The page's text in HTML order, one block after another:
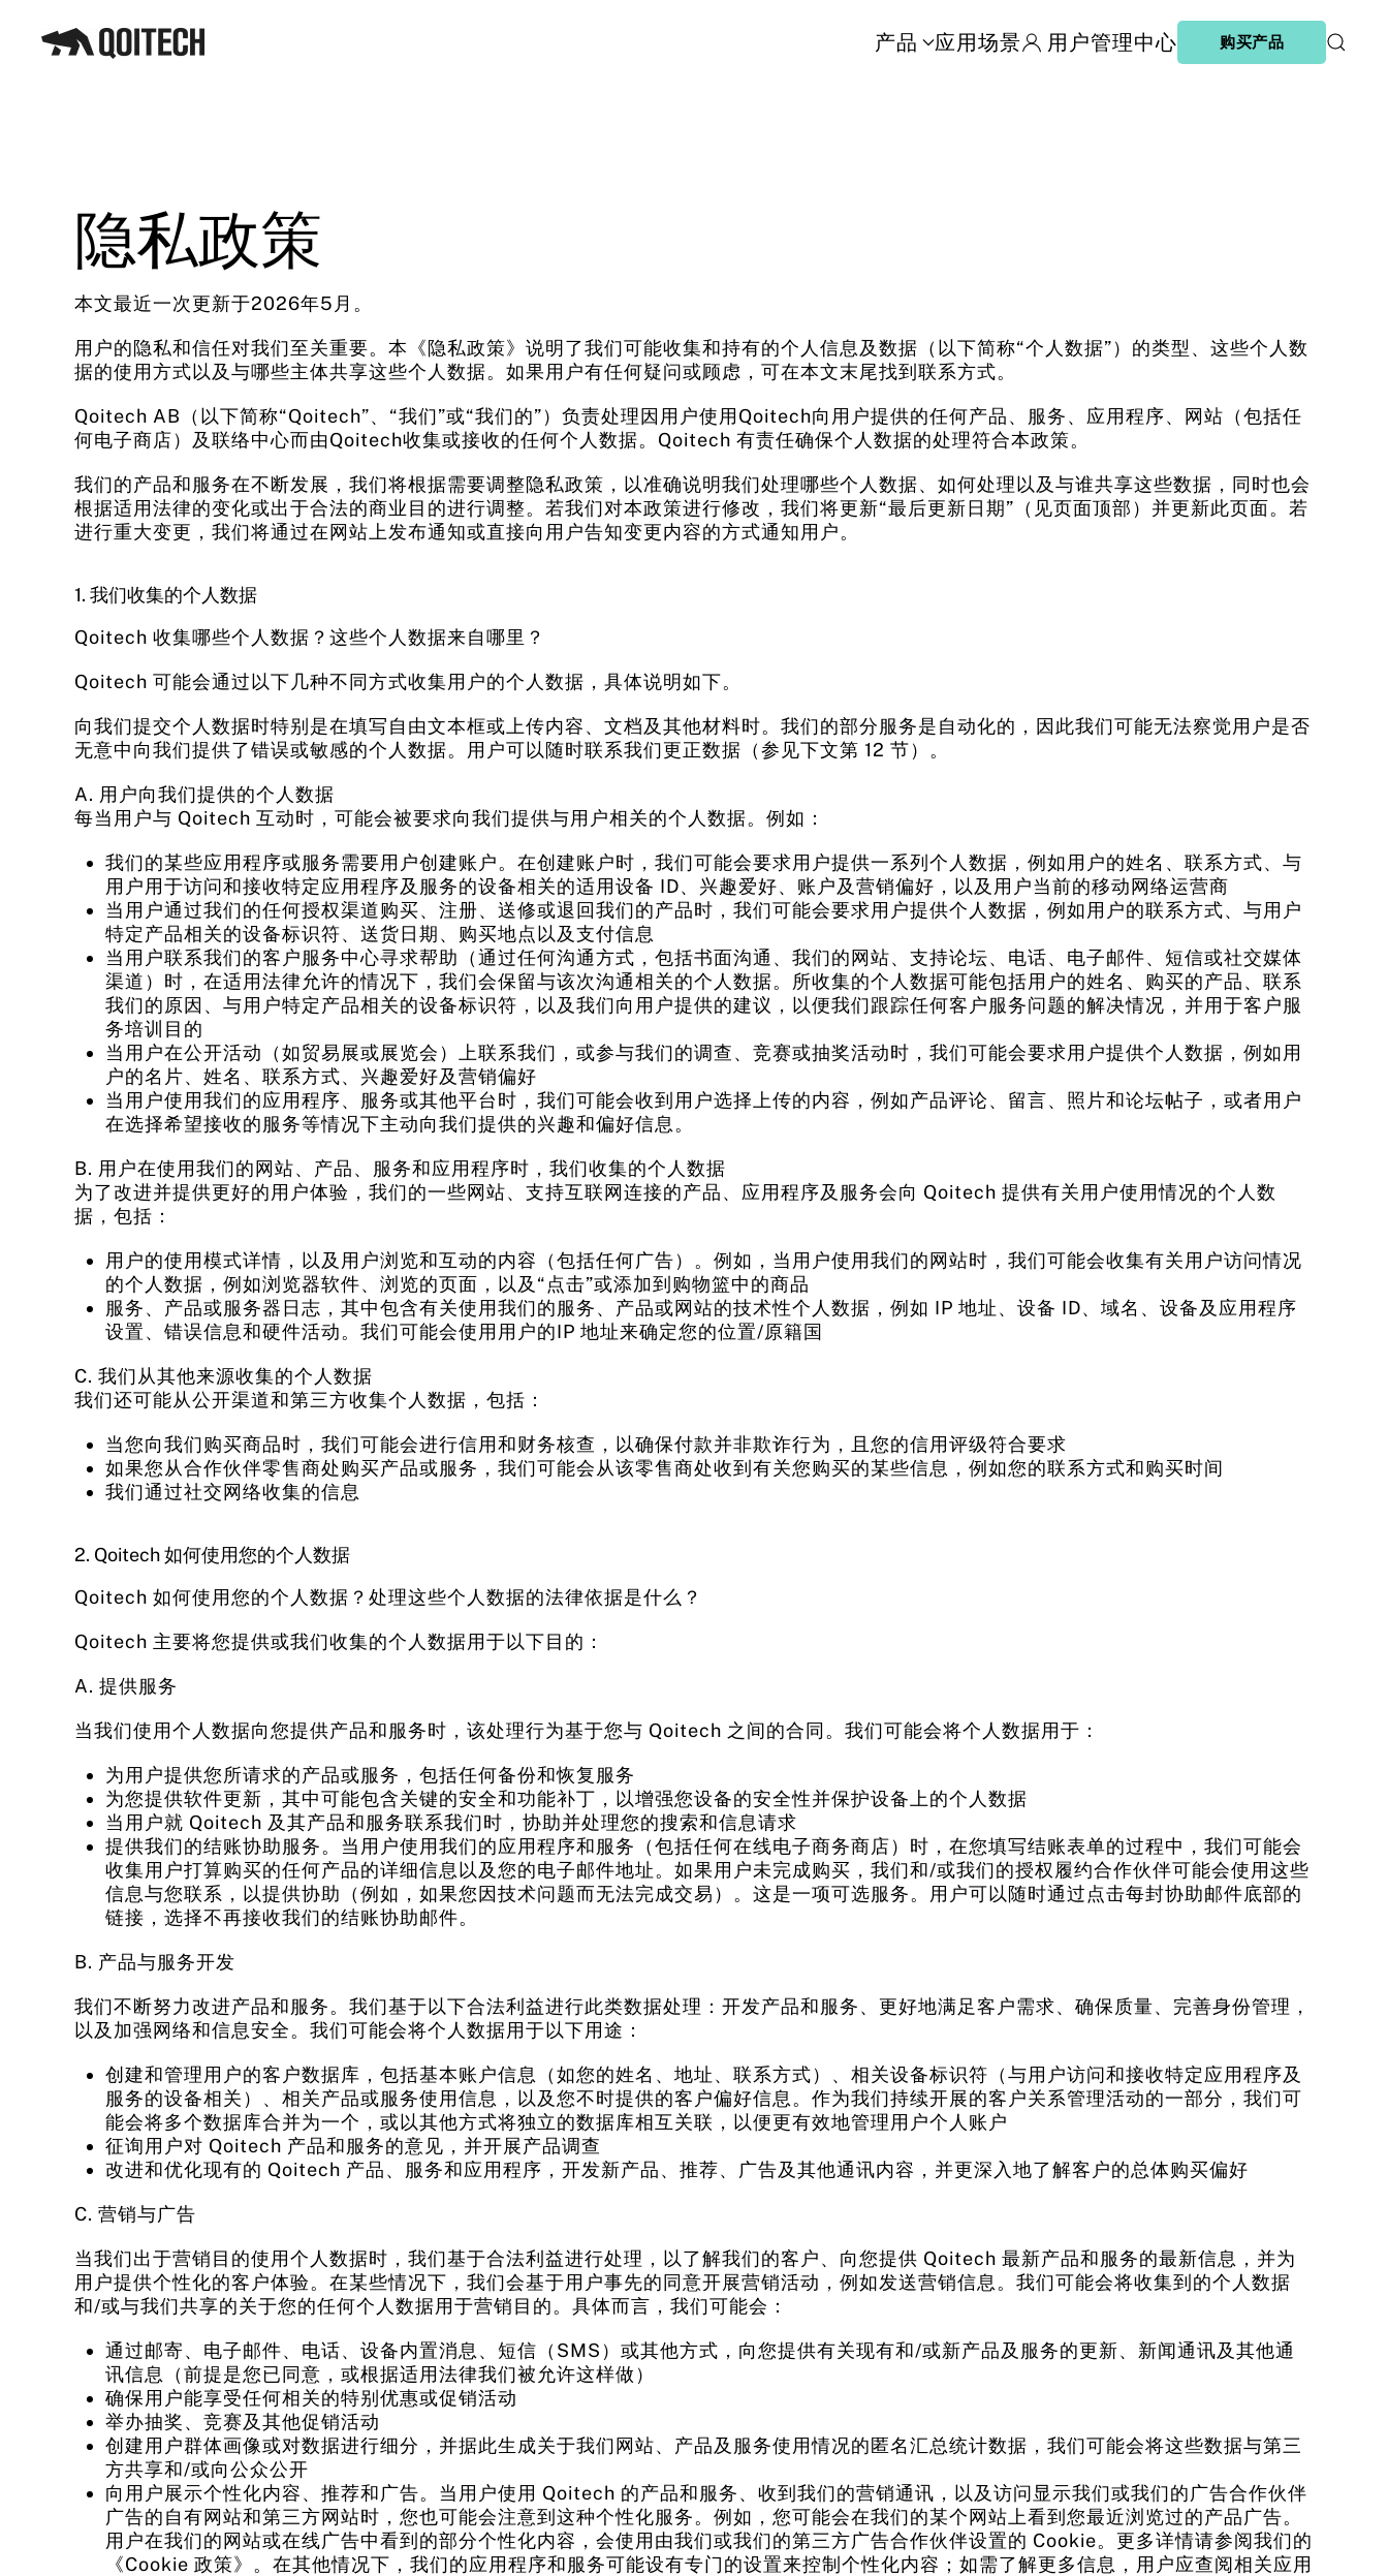
Skip to main content 产品 应用场景 用户管理中心 购买产品
隐私政策
本文最近一次更新于2026年5月。
用户的隐私和信任对我们至关重要。本《隐私政策》说明了我们可能收集和持有的个人信息及数据（以下简称“个人数据”）的类型、这些个人数
据的使用方式以及与哪些主体共享这些个人数据。如果用户有任何疑问或顾虑，可在本文末尾找到联系方式。
Qoitech AB（以下简称“Qoitech”、“我们”或“我们的”）负责处理因用户使用Qoitech向用户提供的任何产品、服务、应用程序、网站（包括任
何电子商店）及联络中心而由Qoitech收集或接收的任何个人数据。Qoitech 有责任确保个人数据的处理符合本政策。
我们的产品和服务在不断发展，我们将根据需要调整隐私政策，以准确说明我们处理哪些个人数据、如何处理以及与谁共享这些数据，同时也会
根据适用法律的变化或出于合法的商业目的进行调整。若我们对本政策进行修改，我们将更新“最后更新日期”（见页面顶部）并更新此页面。若
进行重大变更，我们将通过在网站上发布通知或直接向用户告知变更内容的方式通知用户。
1. 我们收集的个人数据
Qoitech 收集哪些个人数据？这些个人数据来自哪里？
Qoitech 可能会通过以下几种不同方式收集用户的个人数据，具体说明如下。
向我们提交个人数据时特别是在填写自由文本框或上传内容、文档及其他材料时。我们的部分服务是自动化的，因此我们可能无法察觉用户是否
无意中向我们提供了错误或敏感的个人数据。用户可以随时联系我们更正数据（参见下文第 12 节）。
A. 用户向我们提供的个人数据
每当用户与 Qoitech 互动时，可能会被要求向我们提供与用户相关的个人数据。例如：
我们的某些应用程序或服务需要用户创建账户。在创建账户时，我们可能会要求用户提供一系列个人数据，例如用户的姓名、联系方式、与
用户用于访问和接收特定应用程序及服务的设备相关的适用设备 ID、兴趣爱好、账户及营销偏好，以及用户当前的移动网络运营商
当用户通过我们的任何授权渠道购买、注册、送修或退回我们的产品时，我们可能会要求用户提供个人数据，例如用户的联系方式、与用户
特定产品相关的设备标识符、送货日期、购买地点以及支付信息
当用户联系我们的客户服务中心寻求帮助（通过任何沟通方式，包括书面沟通、我们的网站、支持论坛、电话、电子邮件、短信或社交媒体
渠道）时，在适用法律允许的情况下，我们会保留与该次沟通相关的个人数据。所收集的个人数据可能包括用户的姓名、购买的产品、联系
我们的原因、与用户特定产品相关的设备标识符，以及我们向用户提供的建议，以便我们跟踪任何客户服务问题的解决情况，并用于客户服
务培训目的
当用户在公开活动（如贸易展或展览会）上联系我们，或参与我们的调查、竞赛或抽奖活动时，我们可能会要求用户提供个人数据，例如用
户的名片、姓名、联系方式、兴趣爱好及营销偏好
当用户使用我们的应用程序、服务或其他平台时，我们可能会收到用户选择上传的内容，例如产品评论、留言、照片和论坛帖子，或者用户
在选择希望接收的服务等情况下主动向我们提供的兴趣和偏好信息。
B. 用户在使用我们的网站、产品、服务和应用程序时，我们收集的个人数据
为了改进并提供更好的用户体验，我们的一些网站、支持互联网连接的产品、应用程序及服务会向 Qoitech 提供有关用户使用情况的个人数
据，包括：
用户的使用模式详情，以及用户浏览和互动的内容（包括任何广告）。例如，当用户使用我们的网站时，我们可能会收集有关用户访问情况
的个人数据，例如浏览器软件、浏览的页面，以及“点击”或添加到购物篮中的商品
服务、产品或服务器日志，其中包含有关使用我们的服务、产品或网站的技术性个人数据，例如 IP 地址、设备 ID、域名、设备及应用程序
设置、错误信息和硬件活动。我们可能会使用用户的IP 地址来确定您的位置/原籍国
C. 我们从其他来源收集的个人数据
我们还可能从公开渠道和第三方收集个人数据，包括：
当您向我们购买商品时，我们可能会进行信用和财务核查，以确保付款并非欺诈行为，且您的信用评级符合要求
如果您从合作伙伴零售商处购买产品或服务，我们可能会从该零售商处收到有关您购买的某些信息，例如您的联系方式和购买时间
我们通过社交网络收集的信息
2. Qoitech 如何使用您的个人数据
Qoitech 如何使用您的个人数据？处理这些个人数据的法律依据是什么？
Qoitech 主要将您提供或我们收集的个人数据用于以下目的：
A. 提供服务
当我们使用个人数据向您提供产品和服务时，该处理行为基于您与 Qoitech 之间的合同。我们可能会将个人数据用于：
为用户提供您所请求的产品或服务，包括任何备份和恢复服务
为您提供软件更新，其中可能包含关键的安全和功能补丁，以增强您设备的安全性并保护设备上的个人数据
当用户就 Qoitech 及其产品和服务联系我们时，协助并处理您的搜索和信息请求
提供我们的结账协助服务。当用户使用我们的应用程序和服务（包括任何在线电子商务商店）时，在您填写结账表单的过程中，我们可能会
收集用户打算购买的任何产品的详细信息以及您的电子邮件地址。如果用户未完成购买，我们和/或我们的授权履约合作伙伴可能会使用这些
信息与您联系，以提供协助（例如，如果您因技术问题而无法完成交易）。这是一项可选服务。用户可以随时通过点击每封协助邮件底部的
链接，选择不再接收我们的结账协助邮件。
B. 产品与服务开发
我们不断努力改进产品和服务。我们基于以下合法利益进行此类数据处理：开发产品和服务、更好地满足客户需求、确保质量、完善身份管理，
以及加强网络和信息安全。我们可能会将个人数据用于以下用途：
创建和管理用户的客户数据库，包括基本账户信息（如您的姓名、地址、联系方式）、相关设备标识符（与用户访问和接收特定应用程序及
服务的设备相关）、相关产品或服务使用信息，以及您不时提供的客户偏好信息。作为我们持续开展的客户关系管理活动的一部分，我们可
能会将多个数据库合并为一个，或以其他方式将独立的数据库相互关联，以便更有效地管理用户个人账户
征询用户对 Qoitech 产品和服务的意见，并开展产品调查
改进和优化现有的 Qoitech 产品、服务和应用程序，开发新产品、推荐、广告及其他通讯内容，并更深入地了解客户的总体购买偏好
C. 营销与广告
当我们出于营销目的使用个人数据时，我们基于合法利益进行处理，以了解我们的客户、向您提供 Qoitech 最新产品和服务的最新信息，并为
用户提供个性化的客户体验。在某些情况下，我们会基于用户事先的同意开展营销活动，例如发送营销信息。我们可能会将收集到的个人数据
和/或与我们共享的关于您的任何个人数据用于营销目的。具体而言，我们可能会：
通过邮寄、电子邮件、电话、设备内置消息、短信（SMS）或其他方式，向您提供有关现有和/或新产品及服务的更新、新闻通讯及其他通
讯信息（前提是您已同意，或根据适用法律我们被允许这样做）
确保用户能享受任何相关的特别优惠或促销活动
举办抽奖、竞赛及其他促销活动
创建用户群体画像或对数据进行细分，并据此生成关于我们网站、产品及服务使用情况的匿名汇总统计数据，我们可能会将这些数据与第三
方共享和/或向公众公开
向用户展示个性化内容、推荐和广告。当用户使用 Qoitech 的产品和服务、收到我们的营销通讯，以及访问显示我们或我们的广告合作伙伴
广告的自有网站和第三方网站时，您也可能会注意到这种个性化服务。例如，您可能会在我们的某个网站上看到您最近浏览过的产品广告。
用户在我们的网站或在线广告中看到的部分个性化内容，会使用由我们或我们的第三方广告合作伙伴设置的 Cookie。更多详情请参阅我们的
《Cookie 政策》。在其他情况下，我们的应用程序和服务可能设有专门的设置来控制个性化内容；如需了解更多信息，用户应查阅相关应用